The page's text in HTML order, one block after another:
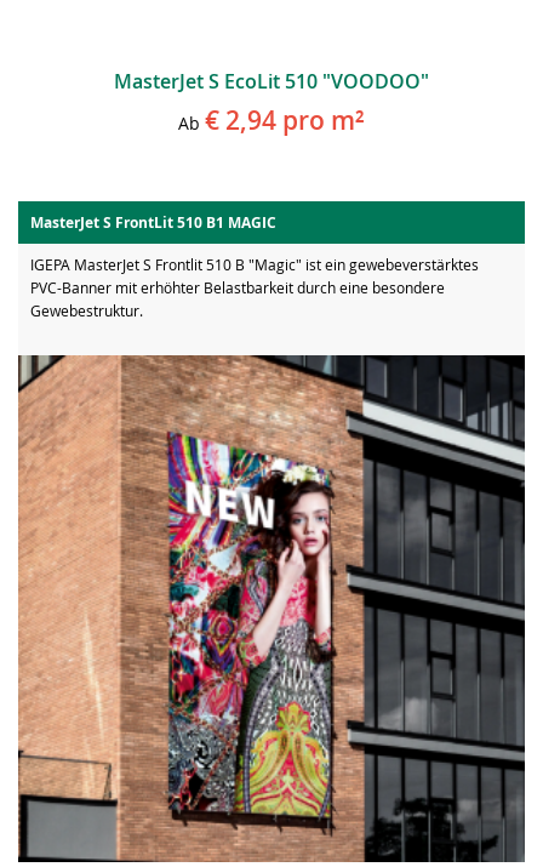
MasterJet S EcoLit 510 "VOODOO"
Ab € 2,94 pro m²
MasterJet S FrontLit 510 B1 MAGIC
IGEPA MasterJet S Frontlit 510 B "Magic" ist ein gewebeverstärktes
PVC-Banner mit erhöhter Belastbarkeit durch eine besondere
Gewebestruktur.